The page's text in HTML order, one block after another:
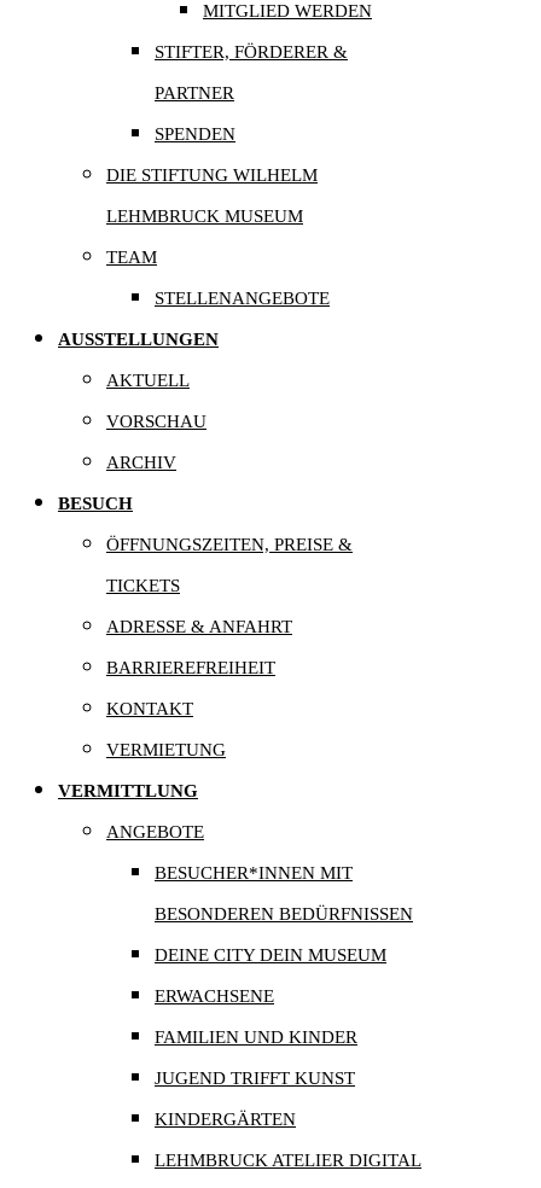
MITGLIED WERDEN
STIFTER, FÖRDERER &
PARTNER
SPENDEN
DIE STIFTUNG WILHELM
LEHMBRUCK MUSEUM
TEAM
STELLENANGEBOTE
AUSSTELLUNGEN
AKTUELL
VORSCHAU
ARCHIV
BESUCH
ÖFFNUNGSZEITEN, PREISE &
TICKETS
ADRESSE & ANFAHRT
BARRIEREFREIHEIT
KONTAKT
VERMIETUNG
VERMITTLUNG
ANGEBOTE
BESUCHER*INNEN MIT
BESONDEREN BEDÜRFNISSEN
DEINE CITY DEIN MUSEUM
ERWACHSENE
FAMILIEN UND KINDER
JUGEND TRIFFT KUNST
KINDERGÄRTEN
LEHMBRUCK ATELIER DIGITAL